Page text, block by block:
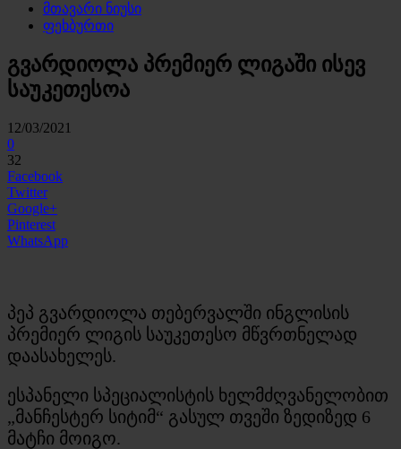
მთავარი ნიუსი
ფეხბურთი
გვარდიოლა პრემიერ ლიგაში ისევ
საუკეთესოა
12/03/2021
0
32
Facebook
Twitter
Google+
Pinterest
WhatsApp
პეპ გვარდიოლა თებერვალში ინგლისის
პრემიერ ლიგის საუკეთესო მწვრთნელად
დაასახელეს.
ესპანელი სპეციალისტის ხელმძღვანელობით
„მანჩესტერ სიტიმ“ გასულ თვეში ზედიზედ 6
მატჩი მოიგო.